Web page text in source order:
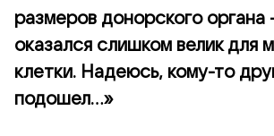
размеров донорского органа
оказался слишком велик для
клетки. Надеюсь, кому-то
подошел...»